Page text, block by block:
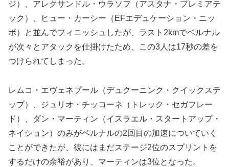
ジ）、アレクサンドル・ウラソフ（アスタナ・プレミアテ
ック）、ヒュー・カーシー（EFエデュケーション・ニッ
ポ）と並んでフィニッシュしたが、ラスト2kmでベルナル
が次々とアタックを仕掛けたため、この3人は17秒の差を
つけられてしまった。
レムコ・エヴェネプール（デュクーニンク・クイックステ
ップ）、ジュリオ・チッコーネ（トレック・セガフレー
ド）、ダン・マーティン（イスラエル・スタートアップ・
ネイション）のみがベルナルの2回目の加速についていく
ことができたが、彼にはまだステージ2位のスプリントを
するだけの余裕があり、マーティンは3位となった。